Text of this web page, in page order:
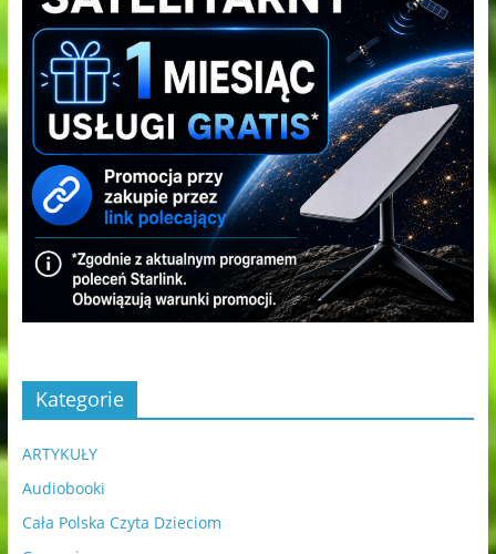
Kategorie
ARTYKUŁY
Audiobooki
Cała Polska Czyta Dzieciom